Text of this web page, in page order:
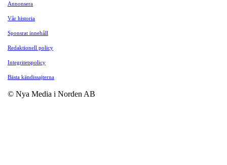
Annonsera
Vår historia
Sponsrat innehåll
Redaktionell policy
Integritetspolicy
Bästa kändissajterna
© Nya Media i Norden AB